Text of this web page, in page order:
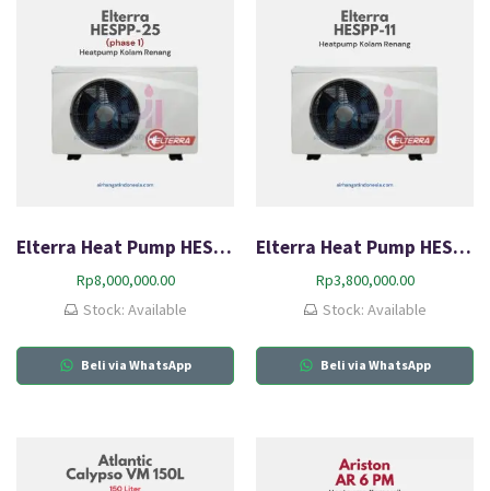
Elterra Heat Pump HESPP-25 (phase 1)
Rp8,000,000.00
Stock: Available
Beli via WhatsApp
Elterra Heat Pump HESPP-11
Rp3,800,000.00
Stock: Available
Beli via WhatsApp